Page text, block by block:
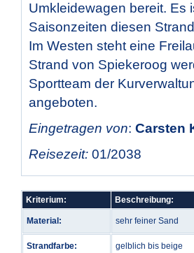
Umkleidewagen bereit. Es
Saisonzeiten diesen
Im Westen steht eine
Strand von Spiekeroog
Sportteam der
angeboten.
Eingetragen von: Carsten
Reisezeit: 01/2038
Kriterium: Beschreibung:
Material: sehr feiner Sand
Strandfarbe: gelblich bis beige